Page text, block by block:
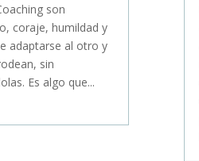
son
coraje, humildad y
adaptarse al otro y
sin
Es algo que...